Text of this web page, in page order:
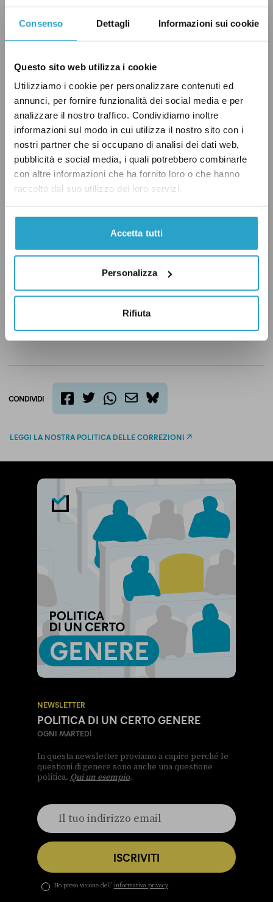
Consenso Dettagli Informazioni sui cookie
Questo sito web utilizza i cookie
Utilizziamo i cookie per personalizzare contenuti ed
annunci, per fornire funzionalità dei social media e per
analizzare il nostro traffico. Condividiamo inoltre
informazioni sul modo in cui utilizza il nostro sito con i
nostri partner che si occupano di analisi dei dati web,
pubblicità e social media, i quali potrebbero combinarle
con altre informazioni che ha fornito loro o che hanno
raccolto dal suo utilizzo dei loro servizi.
Accetta tutti
Personalizza
Rifiuta
del totale, una percentuale sempre inferiore a
Il verdetto
Giuseppe Conte ha affermato che la
popolazione della Regione Umbria è pari al 2
per cento del totale nazionale. Gli umbri sono
in realtà anche meno di quella percentuale: la
popolazione umbra è pari all’1,45 per cento del
degli aventi diritto al voto.
Per Conte, quindi, un “C’eri quasi”.
UMBRIA
CONDIVIDI
bluesky
LEGGI LA NOSTRA POLITICA DELLE CORREZIONI
NEWSLETTER
POLITICA DI UN CERTO GENERE
OGNI MARTEDÌ
In questa newsletter proviamo a capire perché le
questioni di genere sono anche una questione
politica. Qui un esempio.
ISCRIVITI
Ho preso visione dell’ informativa privacy